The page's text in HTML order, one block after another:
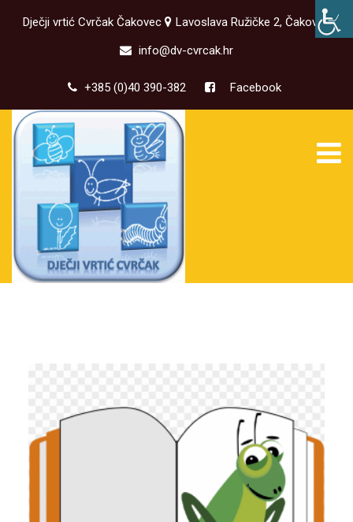
Dječji vrtić Cvrčak Čakovec
Lavoslava Ružičke 2, Čakovec
info@dv-cvrcak.hr
+385 (0)40 390-382 Facebook